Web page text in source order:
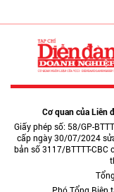
Cơ quan của Liên
Giấy phép số: 58/GP-
cấp ngày 30/07/2024
bản số 3117/BTTTT-